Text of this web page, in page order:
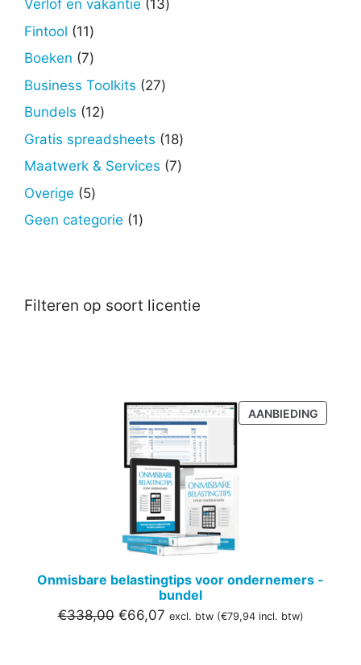
Verlof en vakantie 1313
Fintool 1111
producten
Boeken 77
producten
Business Toolkits 2727
Bundels 1212
producten
Gratis spreadsheets 1818
producten
Maatwerk & Services 77
Overige 55
producten
Geen categorie 11
Filteren op soort licentie
AANBIEDING
IN
Onmisbare belastingtips voor ondernemers -
bundel
€338,00 Oorspronkelijke
€66,07Huidige
excl. btw (€79,94incl. btw)